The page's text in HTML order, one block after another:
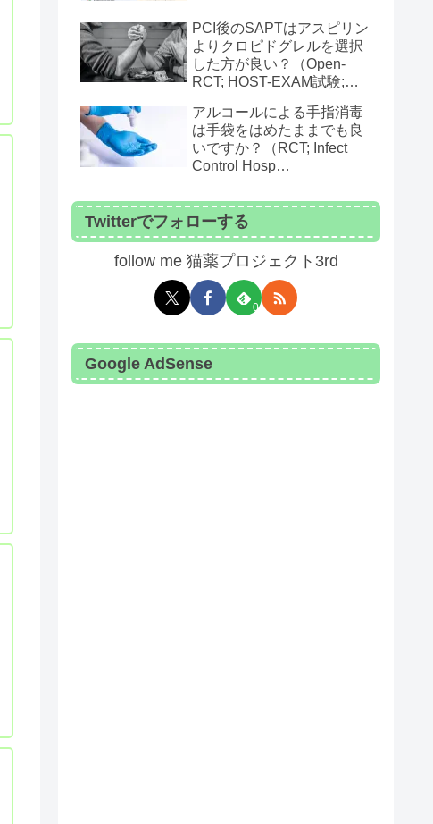
PCI後のSAPTはアスピリン
よりクロピドグレルを選択
した方が良い？（Open-
RCT; HOST-EXAM試験;
アルコールによる手指消毒
は手袋をはめたままでも良
いですか？（RCT; Infect
Control Hosp
Twitterでフォローする
follow me 猫薬プロジェクト3rd
0
Google AdSense